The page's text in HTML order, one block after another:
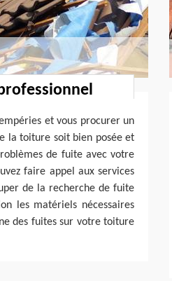
et vous procurer un
la toiture soit bien posée et
de fuite avec votre
faire appel aux services
de la recherche de fuite
les matériels nécessaires
des fuites sur votre toiture